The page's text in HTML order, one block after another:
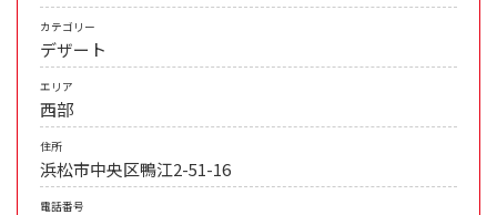
カテゴリー
デザート
エリア
西部
住所
浜松市中央区鴨江2-51-16
電話番号